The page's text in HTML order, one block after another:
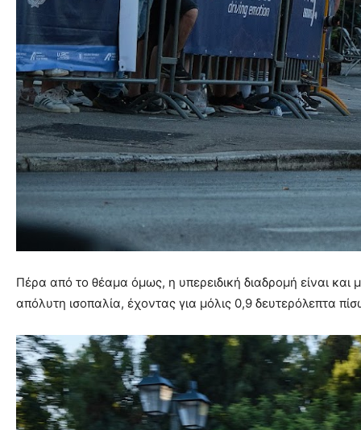
Πέρα από το θέαμα όμως, η υπερειδική διαδρομή είναι
απόλυτη ισοπαλία, έχοντας για μόλις 0,9 δευτερόλεπτα